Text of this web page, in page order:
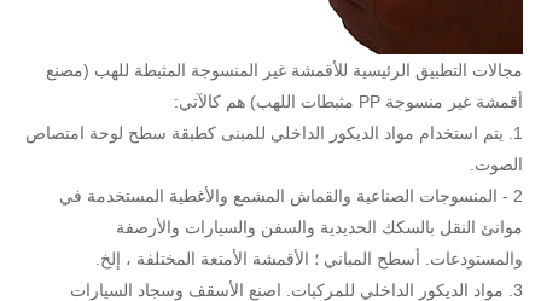
مجالات التطبيق الرئيسية للأقمشة غير المنسوجة المثبطة للهب (مصنع
أقمشة غير منسوجة PP مثبطات اللهب
) هم كالآتي:
1. يتم استخدام مواد الديكور الداخلي للمبنى كطبقة سطح لوحة امتصاص
الصوت.
2 - المنسوجات الصناعية والقماش المشمع والأغطية المستخدمة في
موانئ النقل بالسكك الحديدية والسفن والسيارات والأرصفة
والمستودعات. أسطح المباني ؛ الأقمشة الأمتعة المختلفة ، إلخ.
3. مواد الديكور الداخلي للمركبات. اصنع الأسقف وسجاد السيارات